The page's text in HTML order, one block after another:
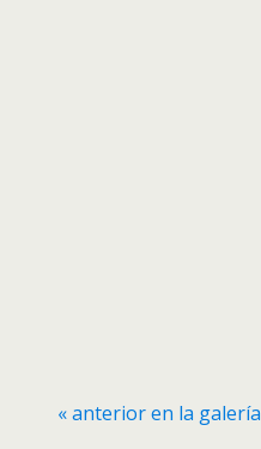
« anterior en la galería